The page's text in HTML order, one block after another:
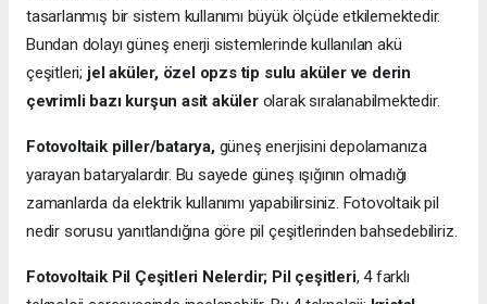
tasarlanmış bir sistem kullanımı büyük ölçüde etkilemektedir.
Bundan dolayı güneş enerji sistemlerinde kullanılan akü
çeşitleri; jel aküler, özel opzs tip sulu aküler ve derin
çevrimli bazı kurşun asit akülerolarak sıralanabilmektedir.
Fotovoltaik piller/batarya,güneş enerjisini depolamanıza
yarayan bataryalardır. Bu sayede güneş ışığının olmadığı
zamanlarda da elektrik kullanımı yapabilirsiniz. Fotovoltaik pil
nedir sorusu yanıtlandığına göre pil çeşitlerinden bahsedebiliriz.
Fotovoltaik Pil Çeşitleri Nelerdir; Pil çeşitleri, 4 farklı